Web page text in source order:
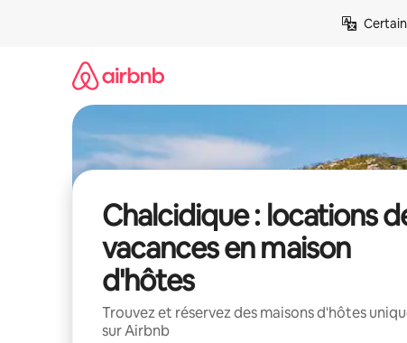
Chalcidique : locations
vacances en maison
d'hôtes
Trouvez et réservez des maisons d'hôtes
sur Airbnb